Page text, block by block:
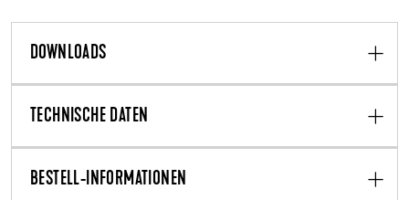
DOWNLOADS
TECHNISCHE DATEN
BESTELL-INFORMATIONEN